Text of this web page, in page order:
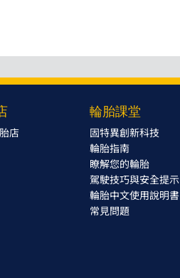
店
輪胎課堂
固特異創新科技
輪胎指南
瞭解您的輪胎
駕駛技巧與安全提示
輪胎中文使用說明書
常見問題